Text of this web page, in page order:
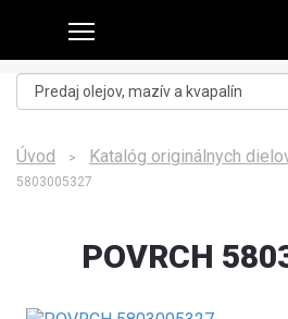
Úvod > Katalóg originálnych
5803005327
POVRCH